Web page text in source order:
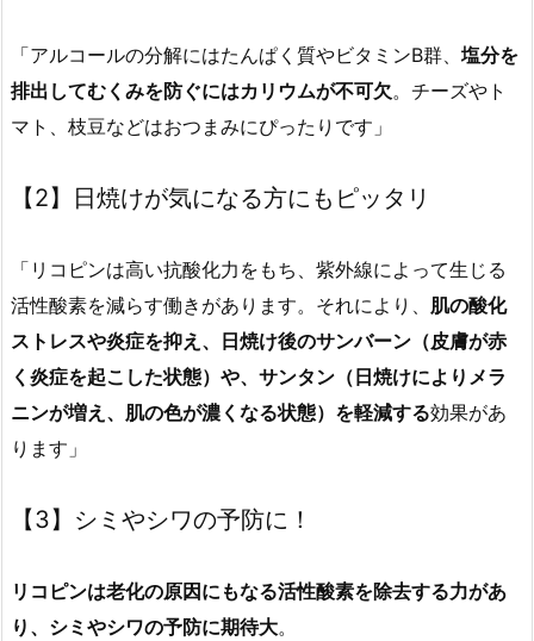
「アルコールの分解にはたんぱく質やビタミンB群、 塩分を
排出してむくみを防ぐにはカリウムが不可欠。チーズやト
マト、枝豆などはおつまみにぴったりです」
【2】日焼けが気になる方にもピッタリ
「リコピンは高い抗酸化力をもち、紫外線によって生じる
活性酸素を減らす働きがあります。それにより、 肌の酸化
ストレスや炎症を抑え、日焼け後のサンバーン（皮膚が赤
く炎症を起こした状態）や、サンタン（日焼けによりメラ
ニンが増え、肌の色が濃くなる状態）を軽減する効果があ
ります」
【3】シミやシワの予防に！
リコピンは老化の原因にもなる活性酸素を除去する力があ
り、シミやシワの予防に期待大。